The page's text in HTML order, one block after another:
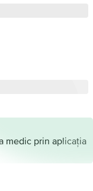
medic prin aplicația